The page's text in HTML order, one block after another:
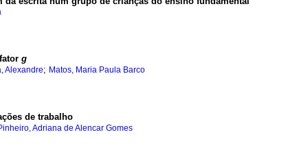
g
Alexandre; Matos, Maria Paula Barco
de trabalho
Adriana de Alencar Gomes